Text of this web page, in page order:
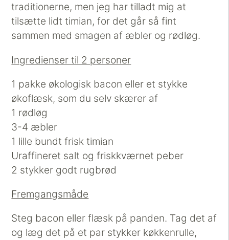
traditionerne, men jeg har tilladt mig at
tilsætte lidt timian, for det går så fint
sammen med smagen af æbler og rødløg.
Ingredienser til 2 personer
1 pakke økologisk bacon eller et stykke
økoflæsk, som du selv skærer af
1 rødløg
3-4 æbler
1 lille bundt frisk timian
Uraffineret salt og friskkværnet peber
2 stykker godt rugbrød
Fremgangsmåde
Steg bacon eller flæsk på panden. Tag det af
og læg det på et par stykker køkkenrulle,